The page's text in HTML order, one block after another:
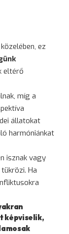
ez
eltérő
míg a
állatokat
harmóniánkat
isznak vagy
Ha
képviselik,